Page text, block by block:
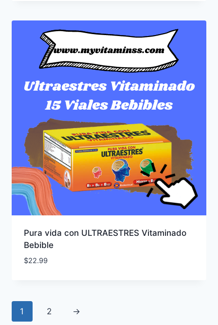
Pura vida con ULTRAESTRES Vitaminado
Bebible
$22.99
1 2 →